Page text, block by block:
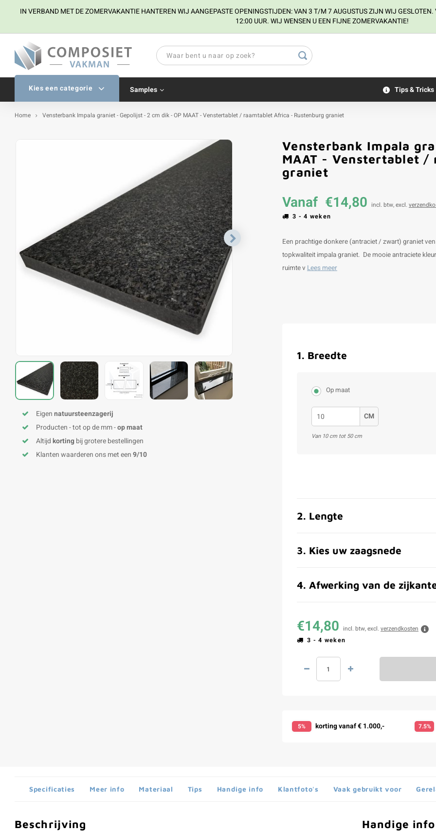
IN VERBAND MET DE ZOMERVAKANTIE HANTEREN WIJ AANGEPASTE OPENINGSTIJDEN: VAN 3 T/M 7 AUGUSTUS ZIJN WIJ
12:00 UUR. WIJ WENSEN U EEN FIJNE ZOMERVAKANTIE!
Kies een categorie Samples Tips & Tricks
Home Vensterbank Impala graniet - Gepolijst - 2 cm dik - OP MAAT - Venstertablet / raamtablet Africa - Rustenburg graniet
Eigennatuursteenzagerij
Producten - tot op de mm -op maat
Altijdkortingbij grotere bestellingen
Klanten waarderen ons met een9/10
Vensterbank Impala
MAAT - Venstertablet
graniet
Vanaf €14,80 incl. btw, excl.
3 - 4 weken
Een prachtige donkere (antraciet / zwart) graniet
topkwaliteit impala graniet. De mooie antraciete
ruimte v Lees meer
1. Breedte
Op maat
CM
Van 10 cm tot 50 cm
2. Lengte
3. Kies uw zaagsnede
4. Afwerking van de
€14,80 incl. btw, excl. verzendkosten
3 - 4 weken
5% korting vanaf € 1.000,- 7.5%
Specificaties Meer info Materiaal Tips Handige info Klantfoto's Vaak gebruikt voor
Beschrijving Handige info